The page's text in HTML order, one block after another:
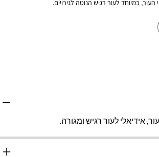
העור, במיוחד לעור רגיש הנוטה לגירויים.
אידיאלי לעור רגיש ומגורה.